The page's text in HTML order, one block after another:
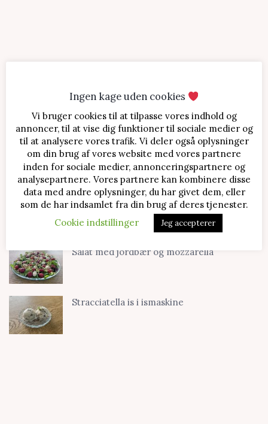
SENESTE OPSKRIFTER
Jordbærtærte med mascarponecreme
Klassisk cheesecake med kirsebær
Salat med jordbær og mozzarella
Stracciatella is i ismaskine
Ingen kage uden cookies
Vi bruger cookies til at tilpasse vores indhold og
annoncer, til at vise dig funktioner til sociale medier og
til at analysere vores trafik. Vi deler også oplysninger
om din brug af vores website med vores partnere
inden for sociale medier, annonceringspartnere og
analysepartnere. Vores partnere kan kombinere disse
data med andre oplysninger, du har givet dem, eller
som de har indsamlet fra din brug af deres tjenester.
Cookie indstillinger
Jeg accepterer